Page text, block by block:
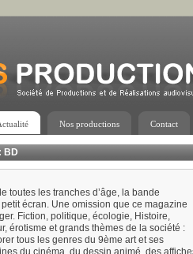
Nos productions Contact
BD
toutes les tranches d’âge, la bande
écran. Une omission que ce magazine
Fiction, politique, écologie, Histoire,
érotisme et grands thèmes de la société :
tous les genres du 9ème art et ses
du cinéma, du dessin animé, des